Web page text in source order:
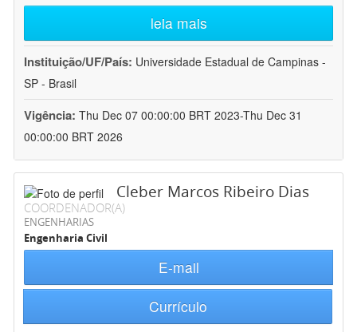
leia mais
Instituição/UF/País: Universidade Estadual de Campinas -
SP - Brasil
Vigência: Thu Dec 07 00:00:00 BRT 2023-Thu Dec 31
00:00:00 BRT 2026
Cleber Marcos Ribeiro Dias
COORDENADOR(A)
ENGENHARIAS
Engenharia Civil
E-mail
Currículo